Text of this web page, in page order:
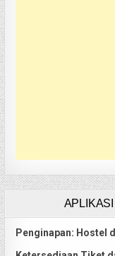
Penginapan: Hostel